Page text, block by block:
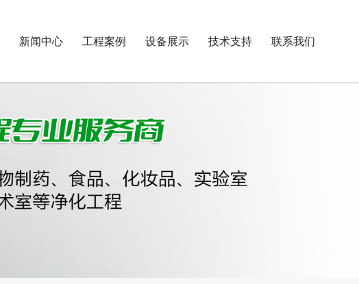
新闻中心 工程案例 设备展示 技术支持 联系我们